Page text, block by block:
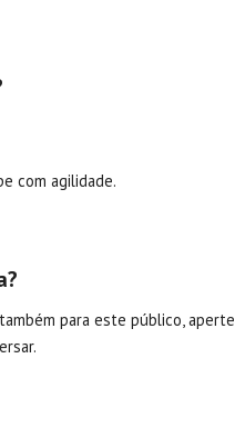
com agilidade.
?
para este público, aperte